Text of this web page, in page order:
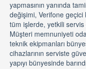
yapmasının yanında
değişimi, Verifone geçici
tüm işlerde, yetkili
Müşteri memnuniyeti
teknik ekipmanları
cihazlarının serviste
yapıyı bünyesinde